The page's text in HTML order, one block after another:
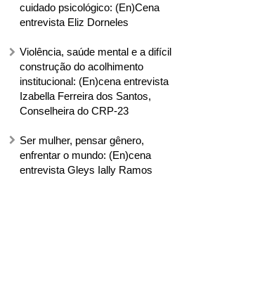
cuidado psicológico: (En)Cena
entrevista Eliz Dorneles
Violência, saúde mental e a difícil
construção do acolhimento
institucional: (En)cena entrevista
Izabella Ferreira dos Santos,
Conselheira do CRP-23
Ser mulher, pensar gênero,
enfrentar o mundo: (En)cena
entrevista Gleys Ially Ramos